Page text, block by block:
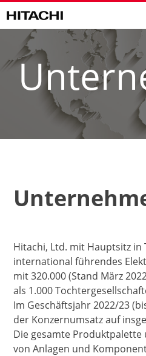
Hitachi, Ltd. mit Hauptsitz in
international führendes
mit 320.000 (Stand März
als 1.000
Im Geschäftsjahr 2022/23
der Konzernumsatz auf
Die gesamte Produktpalette
von Anlagen und